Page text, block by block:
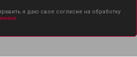
я даю свое согласие на обработку